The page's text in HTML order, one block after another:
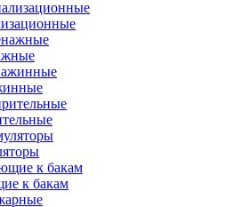
к бакам